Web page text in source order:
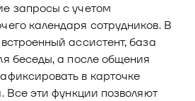
запросы с учетом
календаря сотрудников. В
ассистент, база
беседы, а после общения
в карточке
Все эти функции позволяют